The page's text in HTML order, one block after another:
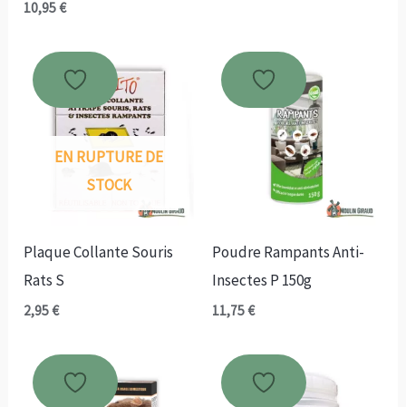
10,95€
EN RUPTURE DE
STOCK
Plaque Collante Souris
Rats S
2,95€
Poudre Rampants Anti-
Insectes P 150g
11,75€